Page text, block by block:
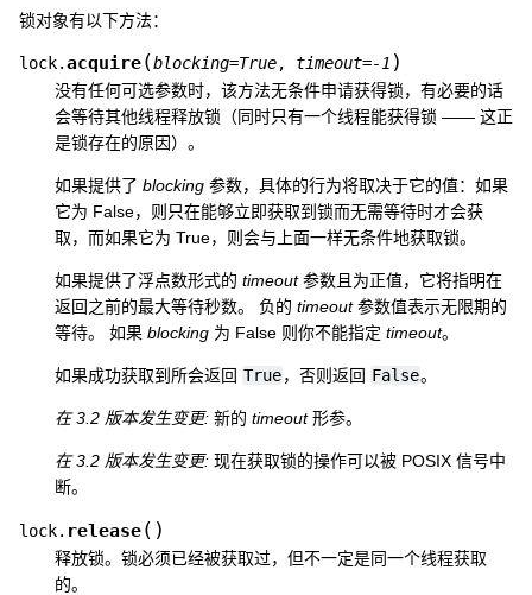
锁对象有以下方法：
lock.acquire(blocking=True, timeout=-1 )
没有任何可选参数时，该方法无条件申请获得锁，有必要的话
会等待其他线程释放锁（同时只有一个线程能获得锁 —— 这正
是锁存在的原因）。
如果提供了 blocking 参数，具体的行为将取决于它的值：如果
它为 False，则只在能够立即获取到锁而无需等待时才会获
取，而如果它为 True，则会与上面一样无条件地获取锁。
如果提供了浮点数形式的 timeout参数且为正值，它将指明在
返回之前的最大等待秒数。 负的 timeout参数值表示无限期的
等待。 如果 blocking 为 False 则你不能指定 timeout。
如果成功获取到所会返回 True，否则返回 False。
在 3.2 版本发生变更: 新的 timeout形参。
在 3.2 版本发生变更: 现在获取锁的操作可以被 POSIX 信号中
断。
lock. release( )
释放锁。锁必须已经被获取过，但不一定是同一个线程获取
的。